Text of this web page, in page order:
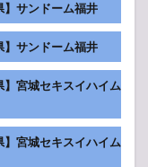
サンドーム福井
サンドーム福井
宮城セキスイハイム
宮城セキスイハイム